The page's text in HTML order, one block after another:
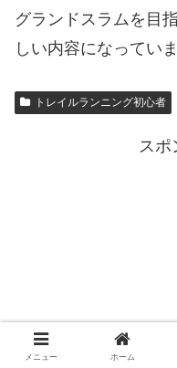
グランドスラムを目
しい内容になっていま
トレイルランニング初心者
スポ
メニュー ホーム